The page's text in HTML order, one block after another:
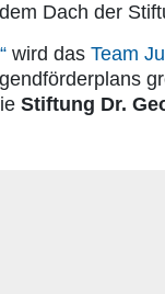
Dach der
wird das Team
Stiftung Dr.